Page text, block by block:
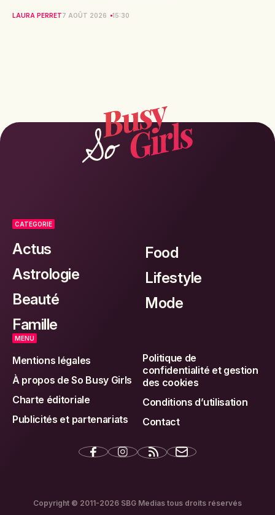
LAURA PERRET7 AOÛT 2026 15:30
CATEGORIE
Actus
Astrologie
Beauté
Famille
Food
Lifestyle
Mode
MENU
Mentions légales
À propos de So Busy Girls
Charte éditoriale
Publicités et partenariats
Politique de
confidentialité et gestion
des cookies
Conditions d’utilisation
Contact
Copyright © 2011-2026 SBG Medias tous droits réservés